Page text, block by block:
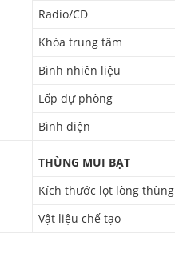
Radio/CD
Khóa trung tâm
Bình nhiên liệu
Lốp dự phòng
Bình điện
THÙNG MUI BẠT
Kích thước lọt lòng thùng
Vật liệu chế tạo